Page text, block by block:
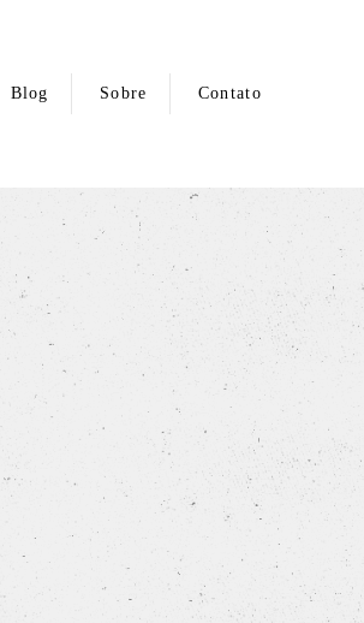
Blog Sobre Contato